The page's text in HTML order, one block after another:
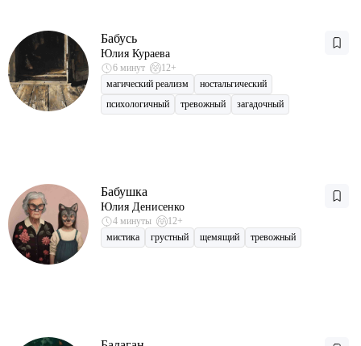
Бабусь
Юлия Кураева
6 минут
12+
магический реализм
ностальгический
психологичный
тревожный загадочный
Бабушка
Юлия Денисенко
4 минуты
12+
мистика
грустный щемящий тревожный